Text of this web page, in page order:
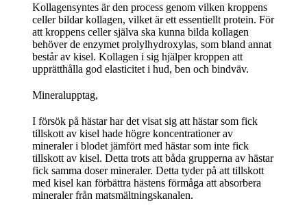
Kollagensyntes är den process genom vilken kroppens
celler bildar kollagen, vilket är ett essentiellt protein. För
att kroppens celler själva ska kunna bilda kollagen
behöver de enzymet prolylhydroxylas, som bland annat
består av kisel. Kollagen i sig hjälper kroppen att
upprätthålla god elasticitet i hud, ben och bindväv.
Mineralupptag,
I försök på hästar har det visat sig att hästar som fick
tillskott av kisel hade högre koncentrationer av
mineraler i blodet jämfört med hästar som inte fick
tillskott av kisel. Detta trots att båda grupperna av hästar
fick samma doser mineraler. Detta tyder på att tillskott
med kisel kan förbättra hästens förmåga att absorbera
mineraler från matsmältningskanalen.